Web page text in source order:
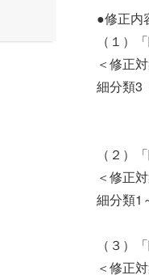
●修正内
（１）
＜修正
細分類3
（２）
＜修正
細分類1
（３）
＜修正